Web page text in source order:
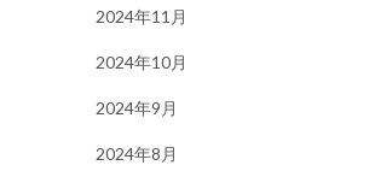
2024年11月
2024年10月
2024年9月
2024年8月